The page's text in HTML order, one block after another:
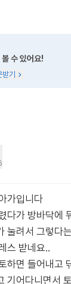
수 있어요!
기
가입니다
다가 방바닥에
눌려서 그렇다
스 받네요..
하면 들어내고
기어다니면서